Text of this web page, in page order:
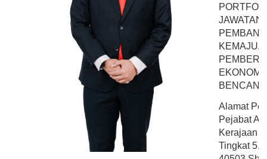
BENCANA
Alamat
Pejabat
Kerajaan
Tingkat 5,